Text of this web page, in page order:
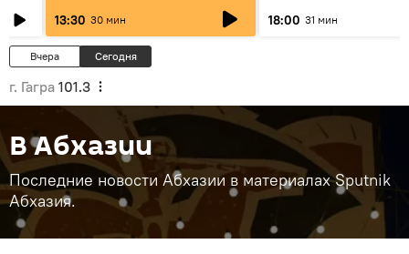
13:30 30 мин 18:00 31 мин
Вчера Сегодня
г. Гагра 101.3
В Абхазии
Последние новости Абхазии в материалах Sputnik
Абхазия.